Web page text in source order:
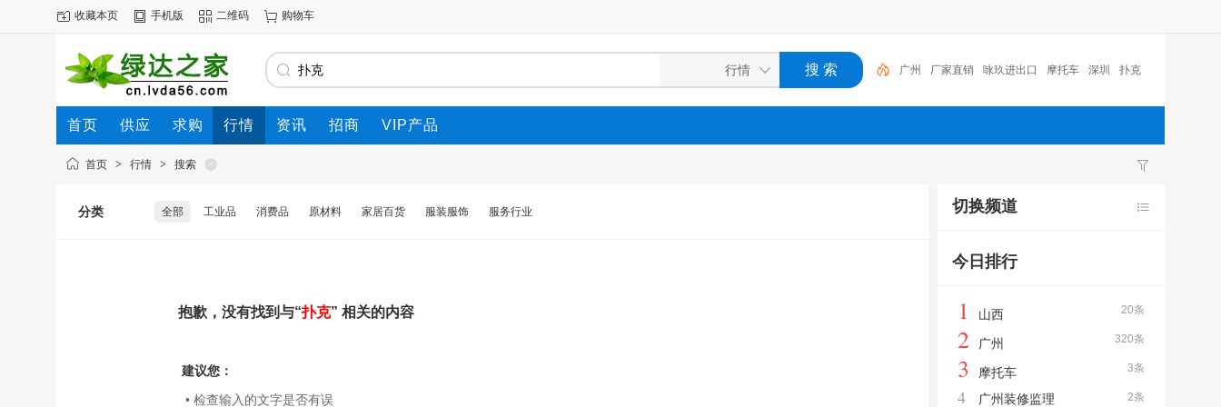
收藏本页 手机版 二维码 购物车
广州 厂家直销 咏玖进出口 摩托车 深圳 扑克
木 SEO 网站建设 关键词优化 广州
首页 供应 求购 行情 资讯 招商 VIP产品
首页 > 行情 > 搜索
分类 全部 工业品 消费品 原材料 家居百货 服装服饰 服务行业
抱歉，没有找到与“扑克” 相关的内容
建议您：
• 检查输入的文字是否有误
切换频道
今日排行
20条
1 山西
320条
2 广州
3条
3 摩托车
2条
4 广州装修监理